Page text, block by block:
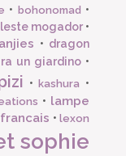
• bohonomad •
mogador•
• dragon
un giardino•
•kashura •
• lampe
•lexon
sophie